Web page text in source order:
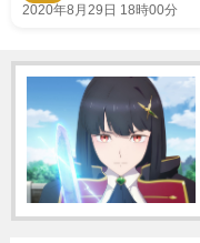
2020年8月29日 18時00分